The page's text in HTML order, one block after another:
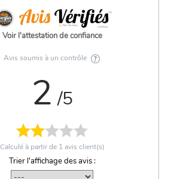
Voir l'attestation de confiance
Avis soumis à un contrôle
2 /5
Calculé à partir de 1 avis client(s)
Trier l'affichage des avis :